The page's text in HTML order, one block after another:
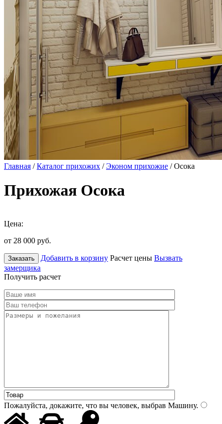
Главная /Каталог прихожих /Эконом прихожие / Осока
Прихожая Осока
Цена:
от 28 000 руб.
Заказать Добавить в корзину Расчет цены Вызвать
замерщика
Получить расчет
Пожалуйста, докажите, что вы человек, выбрав Машину.